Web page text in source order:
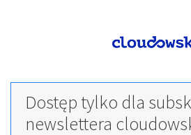
Dostęp tylko dla
newslettera